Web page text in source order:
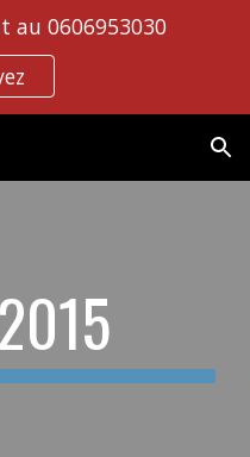
au 0606953030